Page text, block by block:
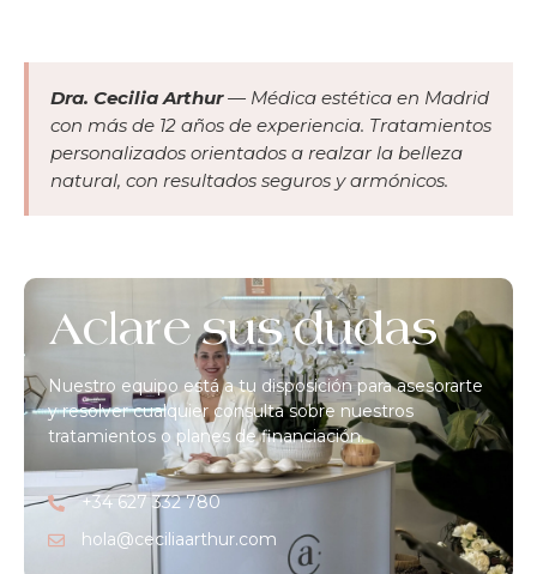
Dra. Cecilia Arthur— Médica estética en Madrid
con más de 12 años de experiencia. Tratamientos
personalizados orientados a realzar la belleza
natural, con resultados seguros y armónicos.
Aclare sus dudas
Nuestro equipo está a tu disposición para asesorarte
y resolver cualquier consulta sobre nuestros
tratamientos o planes de financiación.
+34 627 332 780
hola@ceciliaarthur.com